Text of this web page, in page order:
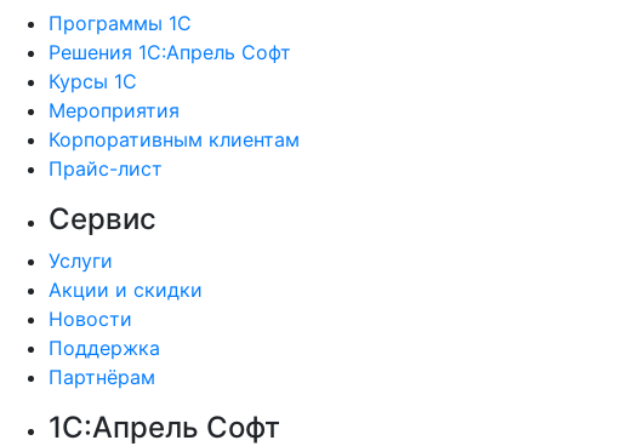
Программы 1С
Решения 1С:Апрель Софт
Курсы 1С
Мероприятия
Корпоративным клиентам
Прайс-лист
Сервис
Услуги
Акции и скидки
Новости
Поддержка
Партнёрам
1С:Апрель Софт